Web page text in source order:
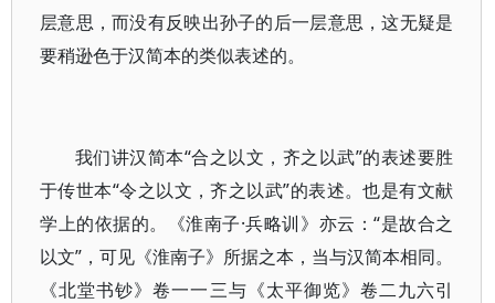
层意思，而没有反映出孙子的后一层意思，这无疑是
要稍逊色于汉简本的类似表述的。
我们讲汉简本“合之以文，齐之以武”的表述要胜
于传世本“令之以文，齐之以武”的表述。也是有文献
学上的依据的。《淮南子·兵略训》亦云：“是故合之
以文”，可见《淮南子》所据之本，当与汉简本相同。
《北堂书钞》卷一一三与《太平御览》卷二九六引